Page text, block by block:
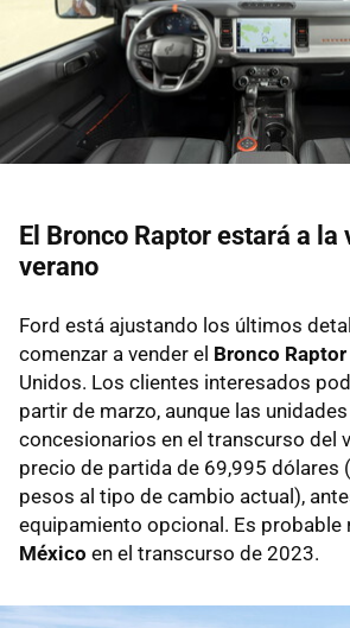
El Bronco Raptor estará a la
verano
Ford está ajustando los últimos
comenzar a vender el Bronco Raptor
Unidos. Los clientes interesados
partir de marzo, aunque las
concesionarios en el transcurso del
precio de partida de 69,995 dólares
pesos al tipo de cambio actual),
equipamiento opcional. Es probable
México en el transcurso de 2023.